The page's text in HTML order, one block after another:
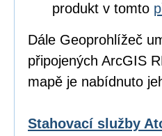
produkt v tomto
Dále Geoprohlížeč
připojených ArcGIS
mapě je nabídnuto
Stahovací služby